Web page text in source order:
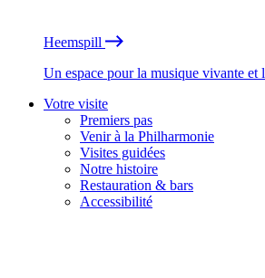
Heemspill
Un espace pour la musique vivante et
Votre visite
Premiers pas
Venir à la Philharmonie
Visites guidées
Notre histoire
Restauration & bars
Accessibilité